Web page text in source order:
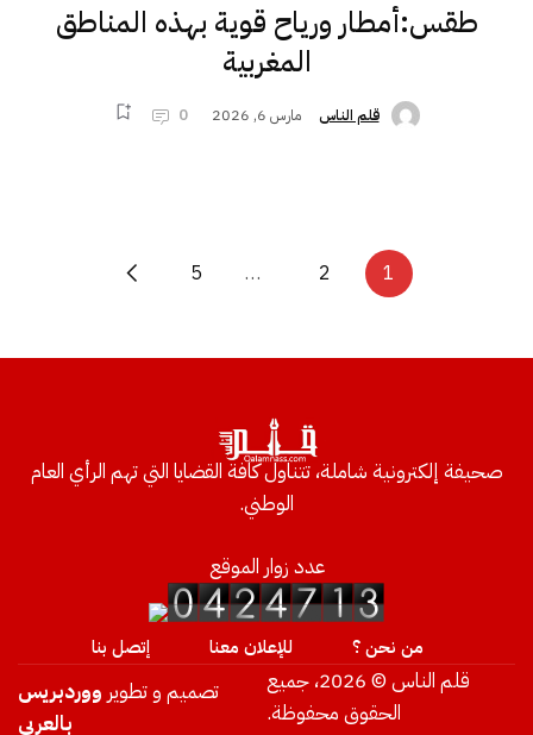
طقس:أمطار ورياح قوية بهذه المناطق
المغربية
قلم الناس مارس 6, 2026 0
1
2
…
5
صحيفة إلكترونية شاملة، تتناول كافة القضايا التي تهم الرأي العام
الوطني.
عدد زوار الموقع
من نحن ؟ للإعلان معنا إتصل بنا
قلم الناس © 2026، جميع
الحقوق محفوظة.
تصميم و تطوير ووردبريس
بالعربي